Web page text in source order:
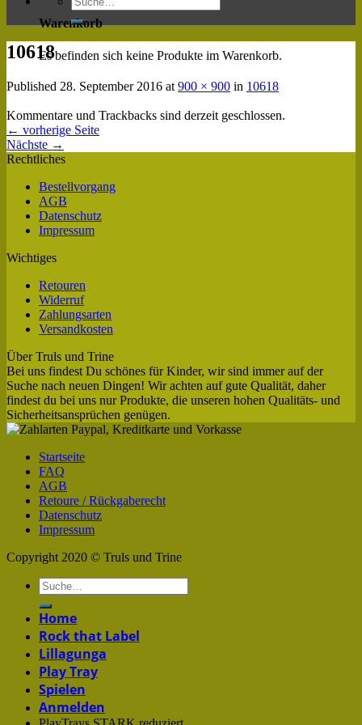
Warenkorb
Es befinden sich keine Produkte im Warenkorb.
10618
Published 28. September 2016 at 900 × 900 in 10618
Kommentare und Trackbacks sind derzeit geschlossen.
← vorherige Seite
Nächste →
Rechtliches
Bestellvorgang
AGB
Datenschutz
Impressum
Wichtiges
Retouren
Widerruf
Zahlungsarten
Versandkosten
Über Truls und Trine
Bei uns findest Du schönes für Kinder, wir sind immer auf der
Suche nach neuen Dingen! Wir achten auf gute Qualität, daher
findest du bei uns nur Produkte, die unseren hohen Qualitäts- und
Sicherheitsansprüchen genügen.
Startseite
FAQ
AGB
Retoure / Rückgaberecht
Datenschutz
Impressum
Copyright 2020 © Truls und Trine
Home
Rock that Label
Lillagunga
Play Tray
Spielen
Anmelden